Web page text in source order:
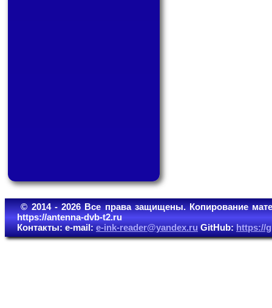
© 2014 - 2026 Все права защищены. Копирование
https://antenna-dvb-t2.ru
Контакты: e-mail:e-ink-reader@yandex.ruGitHub:https://